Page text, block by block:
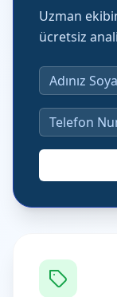
Uzman
ücretsiz